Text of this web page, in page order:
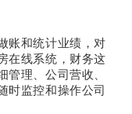
账和统计业绩，对
在线系统，财务这
理、公司营收、
时监控和操作公司